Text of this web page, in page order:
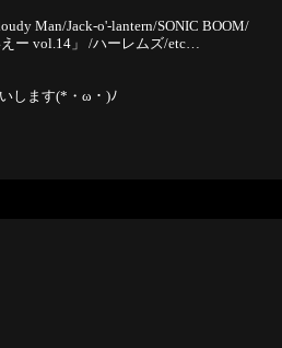
Man/Jack-o'-lantern/SONIC BOOM/
えー vol.14」 /ハーレムズ/etc…
します(*・ω・)ﾉ